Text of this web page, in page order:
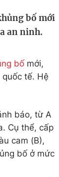
trườngbố mới
an ninh.
bố mới,
tế. Hệ
báo, từ A
Cụ thể, cấp
cam (B),
bố ở mức